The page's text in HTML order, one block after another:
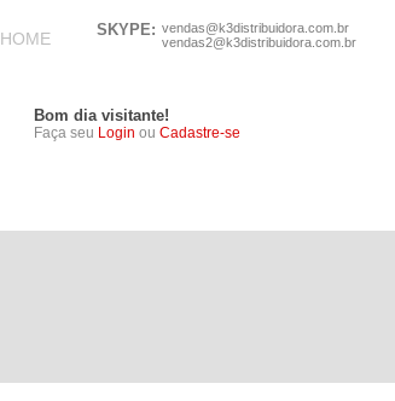
HOME SKYPE: vendas@k3distribuidora.com.br
vendas2@k3distribuidora.com.br
Bom dia visitante!
Faça seu Login ou Cadastre-se